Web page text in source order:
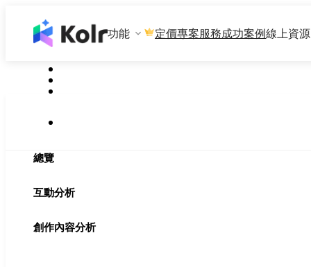
功能 定價專案服務成功案例線上資源
總覽
互動分析
創作內容分析